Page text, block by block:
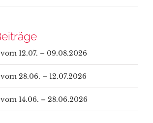
12.07. – 09.08.2026
28.06. – 12.07.2026
14.06. – 28.06.2026